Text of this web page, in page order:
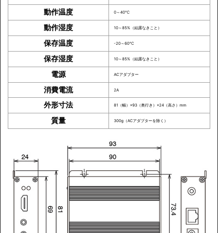
動作温度 0～40℃
動作湿度 10～85%（結露なきこと）
保存温度 -20～60℃
保存湿度 10～85%（結露なきこと）
電源 ACアダプター
消費電流 2A
外形寸法 81（幅）×93（奥行き）×24（高さ）mm
質量 300g（ACアダプターを除く）